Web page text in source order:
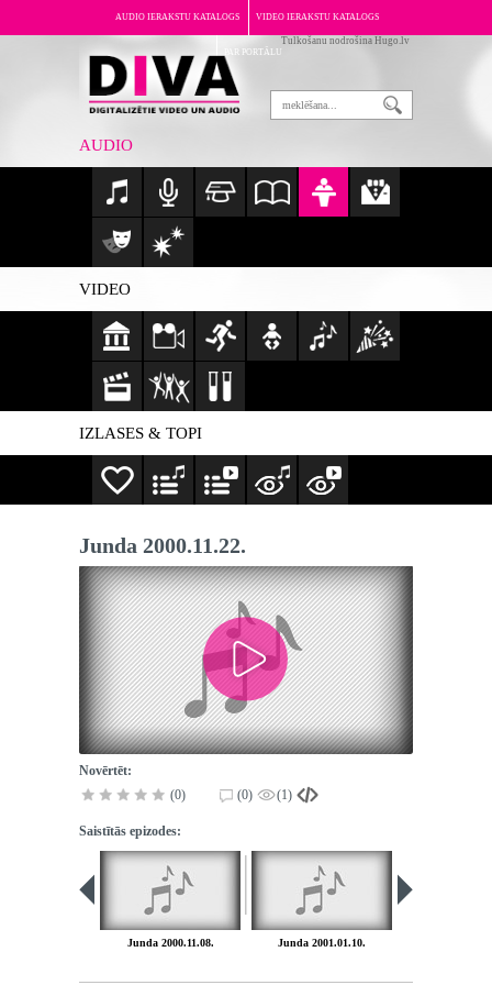
AUDIO IERAKSTU KATALOGS VIDEO IERAKSTU KATALOGS
PAR PORTĀLU
Tulkošanu nodrošina Hugo.lv
AUDIO
VIDEO
IZLASES & TOPI
Junda 2000.11.22.
Novērtēt:
(0)
(0) (1)
Saistītās epizodes:
Junda 2000.11.08. Junda 2001.01.10.